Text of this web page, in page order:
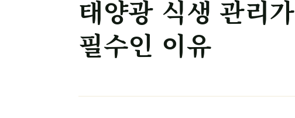
태양광 식생 관리가
필수인 이유